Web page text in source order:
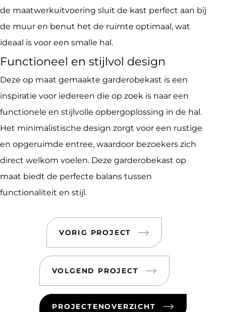
de maatwerkuitvoering sluit de kast perfect aan bij
de muur en benut het de ruimte optimaal, wat
ideaal is voor een smalle hal.
Functioneel en stijlvol design
Deze op maat gemaakte garderobekast is een
inspiratie voor iedereen die op zoek is naar een
functionele en stijlvolle opbergoplossing in de hal.
Het minimalistische design zorgt voor een rustige
en opgeruimde entree, waardoor bezoekers zich
direct welkom voelen. Deze garderobekast op
maat biedt de perfecte balans tussen
functionaliteit en stijl.
VORIG PROJECT
VOLGEND PROJECT
PROJECTENOVERZICHT